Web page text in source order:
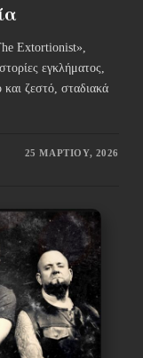
Extortionist»,
εγκλήματος,
και ζεστό, σταδιακά
25 ΜΑΡΤΊΟΥ, 2026